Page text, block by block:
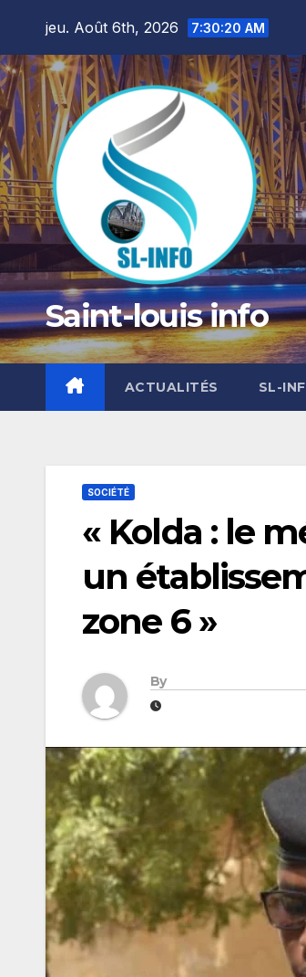
content
jeu. Août 6th, 2026 7:30:22 AM
Saint-louis info
ACTUALITÉS SL-
SOCIÉTÉ
« Kolda : le
un
zone 6 »
By